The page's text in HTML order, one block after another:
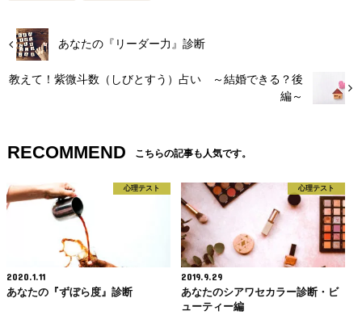
あなたの『リーダー力』診断
教えて！紫微斗数（しびとすう）占い ～結婚できる？後
編～
RECOMMEND こちらの記事も人気です。
心理テスト
2020.1.11
あなたの『ずぼら度』診断
心理テスト
2019.9.29
あなたのシアワセカラー診断・ビ
ューティー編